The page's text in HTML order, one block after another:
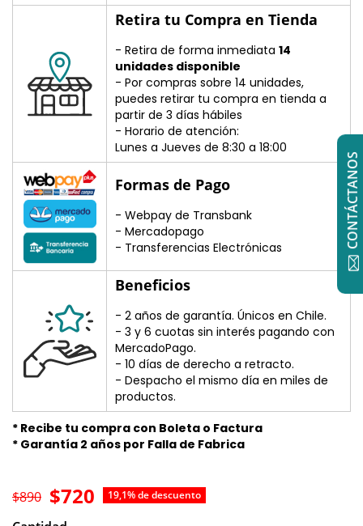
Retira tu Compra en Tienda
- Retira de forma inmediata 14
unidades disponible
- Por compras sobre 14 unidades,
puedes retirar tu compra en tienda a
partir de 3 días hábiles
- Horario de atención:
Lunes a Jueves de 8:30 a 18:00
Formas de Pago
- Webpay de Transbank
- Mercadopago
- Transferencias Electrónicas
Beneficios
- 2 años de garantía. Únicos en Chile.
- 3 y 6 cuotas sin interés pagando con
MercadoPago.
- 10 días de derecho a retracto.
- Despacho el mismo día en miles de
productos.
* Recibe tu compra con Boleta o Factura
* Garantía 2 años por Falla de Fabrica
$720 19,1% de descuento
$890
CONTÁCTANOS